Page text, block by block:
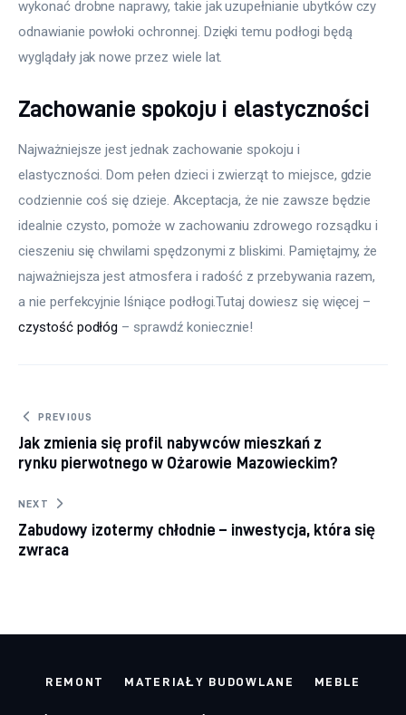
wykonać drobne naprawy, takie jak uzupełnianie ubytków czy
odnawianie powłoki ochronnej. Dzięki temu podłogi będą
wyglądały jak nowe przez wiele lat.
Zachowanie spokoju i elastyczności
Najważniejsze jest jednak zachowanie spokoju i
elastyczności. Dom pełen dzieci i zwierząt to miejsce, gdzie
codziennie coś się dzieje. Akceptacja, że nie zawsze będzie
idealnie czysto, pomoże w zachowaniu zdrowego rozsądku i
cieszeniu się chwilami spędzonymi z bliskimi. Pamiętajmy, że
najważniejsza jest atmosfera i radość z przebywania razem,
a nie perfekcyjnie lśniące podłogi.Tutaj dowiesz się więcej –
czystość podłóg – sprawdź koniecznie!
Nawigacja
wpisu
PREVIOUS
Jak zmienia się profil nabywców mieszkań z
rynku pierwotnego w Ożarowie Mazowieckim?
NEXT
Zabudowy izotermy chłodnie – inwestycja, która się
zwraca
REMONT MATERIAŁY BUDOWLANE MEBLE